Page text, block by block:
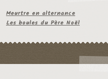
Meurtre en alternance
Les boules du Père Noël